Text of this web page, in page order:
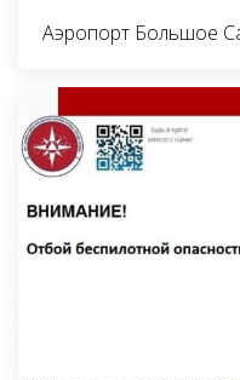
Аэропорт Большое